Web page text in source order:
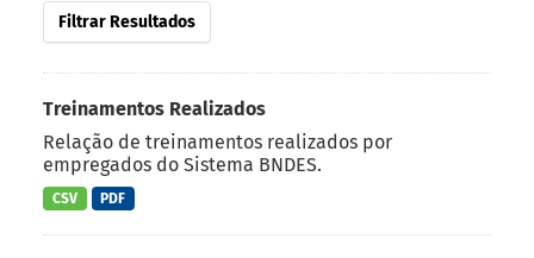
Filtrar Resultados
Treinamentos Realizados
Relação de treinamentos realizados por
empregados do Sistema BNDES.
CSV PDF